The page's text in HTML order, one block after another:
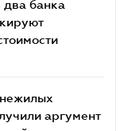
два банка
аргумент